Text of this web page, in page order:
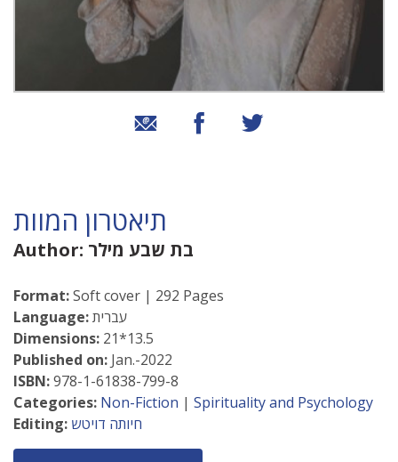
שיתוף באמצעות אימייל
שיתוף בפייסבוק
תיאטרון המוות
Author: בת שבע מילר
Format:Soft cover | 292 Pages
Language:עברית
Dimensions: 21*13.5
Published on: Jan.-2022
ISBN:978-1-61838-799-8
Categories: Non-Fiction | Spirituality and Psychology
Editing: חיותה דויטש